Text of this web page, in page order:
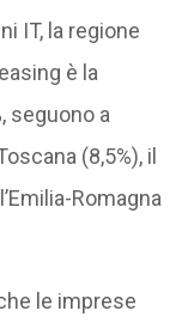
IT, la regione
è la
seguono a
(8,5%), il
Romagna
le imprese